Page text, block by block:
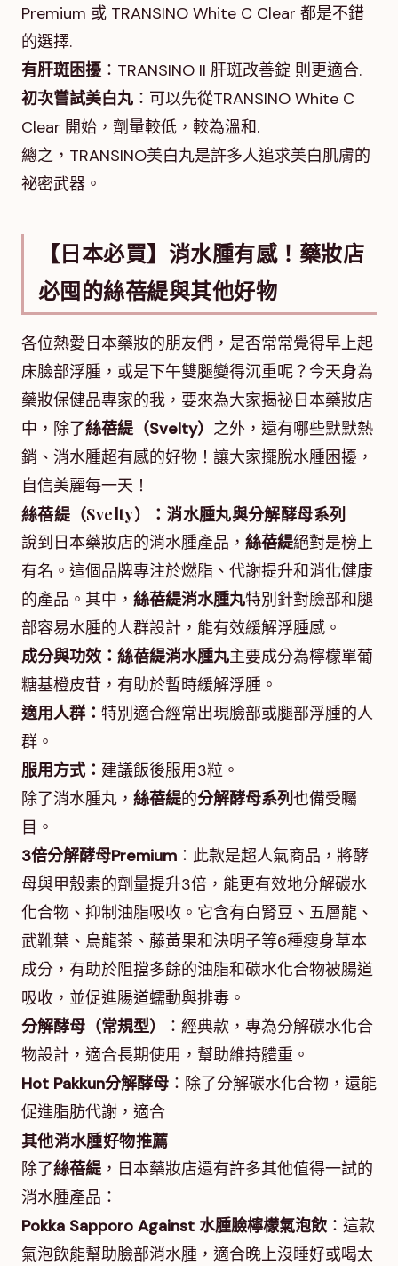
Premium 或 TRANSINO White C Clear 都是不錯
的選擇.
有肝斑困擾 ：TRANSINO II 肝斑改善錠 則更適合.
初次嘗試美白丸 ：可以先從TRANSINO White C
Clear 開始，劑量較低，較為溫和.
總之，TRANSINO美白丸是許多人追求美白肌膚的
祕密武器。
【日本必買】消水腫有感！藥妝店
必囤的絲蓓緹與其他好物
各位熱愛日本藥妝的朋友們，是否常常覺得早上起
床臉部浮腫，或是下午雙腿變得沉重呢？今天身為
藥妝保健品專家的我，要來為大家揭祕日本藥妝店
中，除了絲蓓緹（Svelty） 之外，還有哪些默默熱
銷、消水腫超有感的好物！讓大家擺脫水腫困擾，
自信美麗每一天！
絲蓓緹（Svelty）：消水腫丸與分解酵母系列
說到日本藥妝店的消水腫產品， 絲蓓緹絕對是榜上
有名。這個品牌專注於燃脂、代謝提升和消化健康
的產品。其中， 絲蓓緹消水腫丸特別針對臉部和腿
部容易水腫的人群設計，能有效緩解浮腫感。
成分與功效： 絲蓓緹消水腫丸主要成分為檸檬單葡
糖基橙皮苷，有助於暫時緩解浮腫。
適用人群： 特別適合經常出現臉部或腿部浮腫的人
群。
服用方式： 建議飯後服用3粒。
除了消水腫丸， 絲蓓緹的分解酵母系列也備受矚
目。
3倍分解酵母Premium ：此款是超人氣商品，將酵
母與甲殼素的劑量提升3倍，能更有效地分解碳水
化合物、抑制油脂吸收。它含有白腎豆、五層龍、
武靴葉、烏龍茶、藤黃果和決明子等6種瘦身草本
成分，有助於阻擋多餘的油脂和碳水化合物被腸道
吸收，並促進腸道蠕動與排毒。
分解酵母（常規型）
：經典款，專為分解碳水化合
物設計，適合長期使用，幫助維持體重。
Hot Pakkun分解酵母 ：除了分解碳水化合物，還能
促進脂肪代謝，適合
其他消水腫好物推薦
除了絲蓓緹，日本藥妝店還有許多其他值得一試的
消水腫產品：
Pokka Sapporo Against 水腫臉檸檬氣泡飲 ：這款
氣泡飲能幫助臉部消水腫，適合晚上沒睡好或喝太